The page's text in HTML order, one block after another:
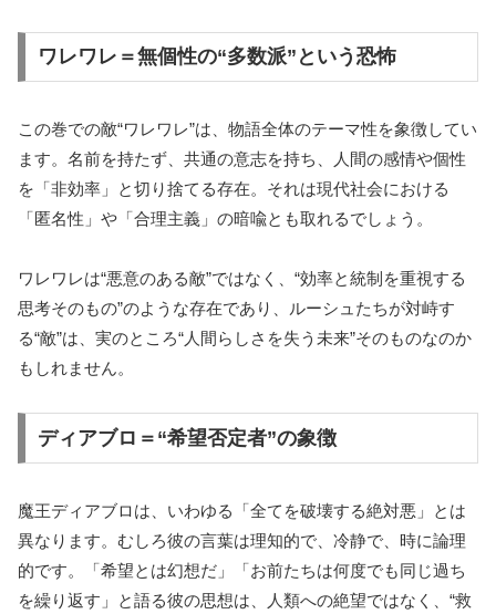
ワレワレ＝無個性の“多数派”という恐怖
この巻での敵“ワレワレ”は、物語全体のテーマ性を象徴してい
ます。名前を持たず、共通の意志を持ち、人間の感情や個性
を「非効率」と切り捨てる存在。それは現代社会における
「匿名性」や「合理主義」の暗喩とも取れるでしょう。
ワレワレは“悪意のある敵”ではなく、“効率と統制を重視する
思考そのもの”のような存在であり、ルーシュたちが対峙す
る“敵”は、実のところ“人間らしさを失う未来”そのものなのか
もしれません。
ディアブロ＝“希望否定者”の象徴
魔王ディアブロは、いわゆる「全てを破壊する絶対悪」とは
異なります。むしろ彼の言葉は理知的で、冷静で、時に論理
的です。「希望とは幻想だ」「お前たちは何度でも同じ過ち
を繰り返す」と語る彼の思想は、人類への絶望ではなく、“救